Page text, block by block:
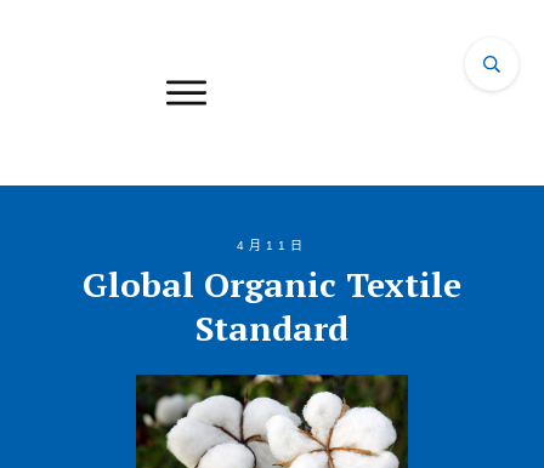
4月11日
Global Organic Textile
Standard